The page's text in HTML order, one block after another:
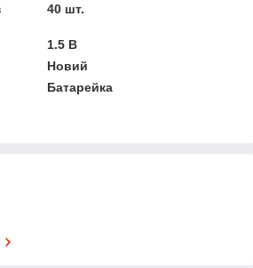
40 шт.
1.5 В
Новий
Батарейка